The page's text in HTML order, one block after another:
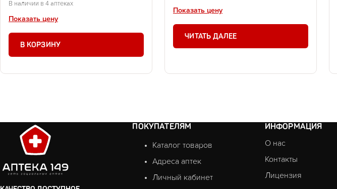
В наличии в 4 аптеках
Показать цену
В КОРЗИНУ
Показать цену
ЧИТАТЬ ДАЛЕЕ
ПОКУПАТЕЛЯМ
Каталог товаров
Адреса аптек
Личный кабинет
ИНФОРМАЦИЯ
О нас
Контакты
Лицензия